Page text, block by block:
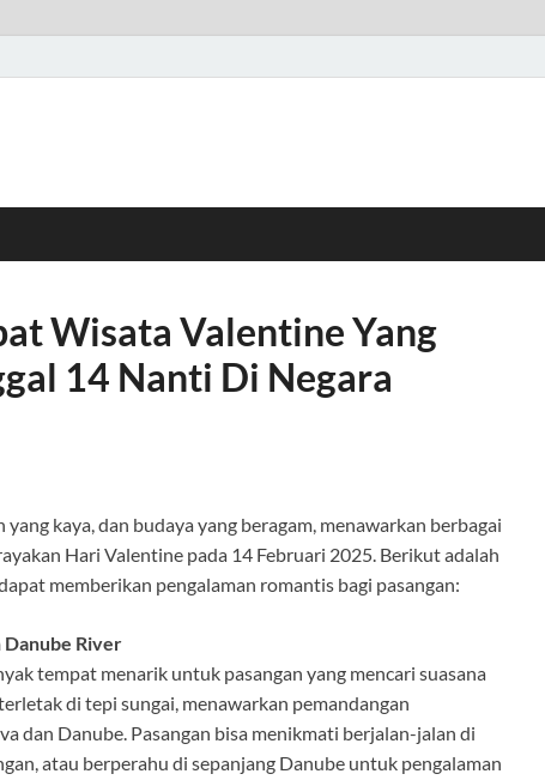
Wisata Valentine Yang
14 Nanti Di Negara
kaya, dan budaya yang beragam, menawarkan berbagai
Hari Valentine pada 14 Februari 2025. Berikut adalah
memberikan pengalaman romantis bagi pasangan:
Danube River
tempat menarik untuk pasangan yang mencari suasana
di tepi sungai, menawarkan pemandangan
dan Danube. Pasangan bisa menikmati berjalan-jalan di
atau berperahu di sepanjang Danube untuk pengalaman